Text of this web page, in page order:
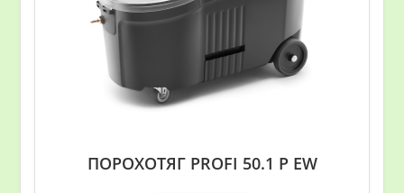
ПОРОХОТЯГ PROFI 50.1 Р EW